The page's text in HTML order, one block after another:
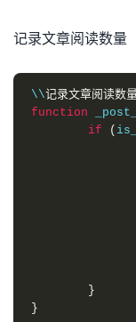
记录文章阅读数量
\\记录文章阅读数
function
if
(
}
}